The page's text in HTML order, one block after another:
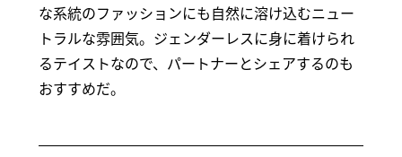
な系統のファッションにも自然に溶け込むニュー
トラルな雰囲気。ジェンダーレスに身に着けられ
るテイストなので、パートナーとシェアするのも
おすすめだ。